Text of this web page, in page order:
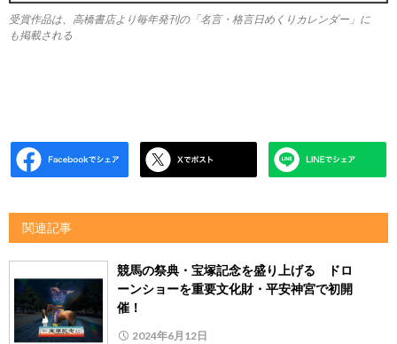
受賞作品は、高橋書店より毎年発刊の「名言・格言日めくりカレンダー」に
も掲載される
関連記事
競馬の祭典・宝塚記念を盛り上げる ドロ
ーンショーを重要文化財・平安神宮で初開
催！
2024年6月12日